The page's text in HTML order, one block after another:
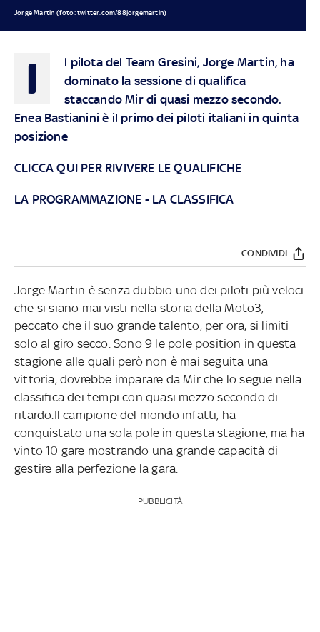
Jorge Martin (foto: twitter.com/88jorgemartin)
I
l pilota del Team Gresini, Jorge Martin, ha
dominato la sessione di qualifica
staccando Mir di quasi mezzo secondo.
Enea Bastianini è il primo dei piloti italiani in quinta
posizione
CLICCA QUI PER RIVIVERE LE QUALIFICHE
LA PROGRAMMAZIONE - LA CLASSIFICA
CONDIVIDI
Jorge Martin è senza dubbio uno dei piloti più veloci
che si siano mai visti nella storia della Moto3,
peccato che il suo grande talento, per ora, si limiti
solo al giro secco. Sono 9 le pole position in questa
stagione alle quali però non è mai seguita una
vittoria, dovrebbe imparare da Mir che lo segue nella
classifica dei tempi con quasi mezzo secondo di
ritardo.Il campione del mondo infatti, ha
conquistato una sola pole in questa stagione, ma ha
vinto 10 gare mostrando una grande capacità di
gestire alla perfezione la gara.
PUBBLICITÀ